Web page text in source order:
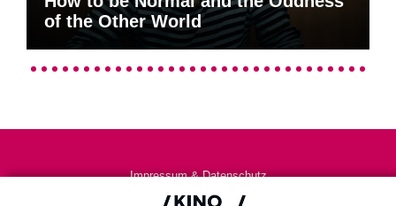
of the Other World
Impressum & Datenschutz
AGB